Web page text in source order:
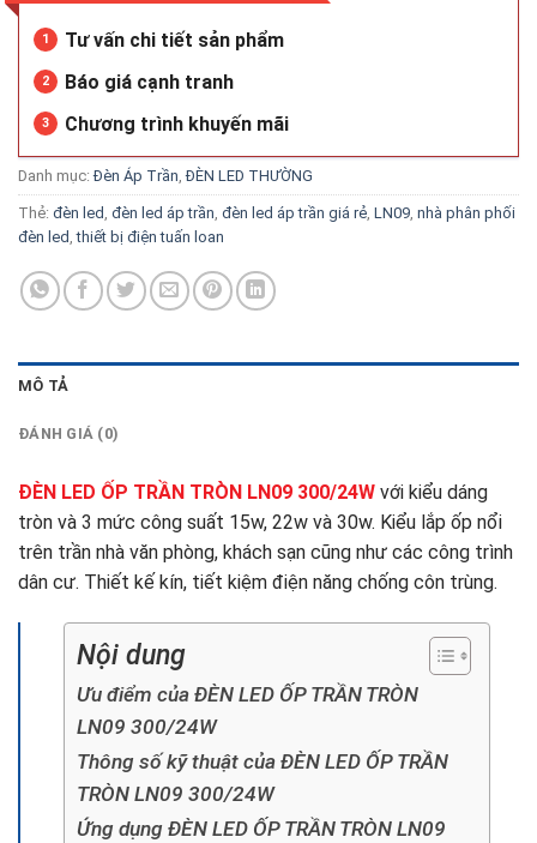
1 Tư vấn chi tiết sản phẩm
2 Báo giá cạnh tranh
3 Chương trình khuyến mãi
Danh mục:Đèn Áp Trần,ĐÈN LED THƯỜNG
Thẻ: đèn led, đèn led áp trần, đèn led áp trần giá rẻ, LN09, nhà phân phối
đèn led,thiết bị điện tuấn loan
MÔ TẢ
ĐÁNH GIÁ (0)
ĐÈN LED ỐP TRẦN TRÒN LN09 300/24W với kiểu dáng
tròn và 3 mức công suất 15w, 22w và 30w. Kiểu lắp ốp nổi
trên trần nhà văn phòng, khách sạn cũng như các công trình
dân cư. Thiết kế kín, tiết kiệm điện năng chống côn trùng.
Nội dung
Ưu điểm của ĐÈN LED ỐP TRẦN TRÒN
LN09 300/24W
Thông số kỹ thuật của ĐÈN LED ỐP TRẦN
TRÒN LN09 300/24W
Ứng dụng ĐÈN LED ỐP TRẦN TRÒN LN09